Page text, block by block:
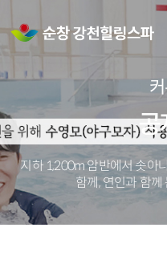
공
지하 1,200m 암반에서 솟아
함께, 연인과 함